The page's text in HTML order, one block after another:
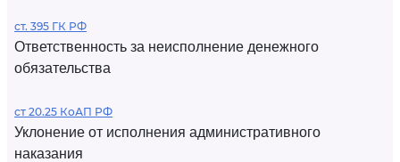
ст. 395 ГК РФ
Ответственность за неисполнение денежного
обязательства
ст 20.25 КоАП РФ
Уклонение от исполнения административного
наказания